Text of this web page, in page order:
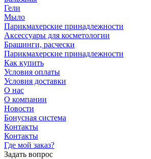
Гели
Мыло
Парикмахерские принадлежности
Аксессуары для косметологии
Брашинги, расчески
Парикмахерские принадлежности
Как купить
Условия оплаты
Условия доставки
О нас
О компании
Новости
Бонусная система
Контакты
Контакты
Где мой заказ?
Задать вопрос